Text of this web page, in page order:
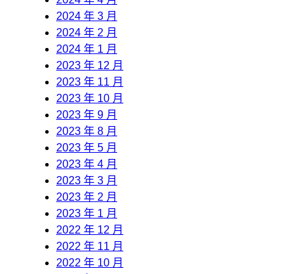
2024 年 3 月
2024 年 2 月
2024 年 1 月
2023 年 12 月
2023 年 11 月
2023 年 10 月
2023 年 9 月
2023 年 8 月
2023 年 5 月
2023 年 4 月
2023 年 3 月
2023 年 2 月
2023 年 1 月
2022 年 12 月
2022 年 11 月
2022 年 10 月